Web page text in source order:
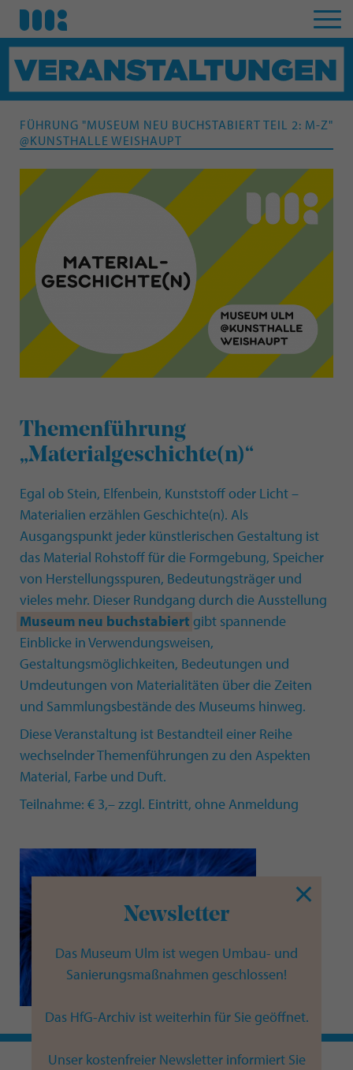
FÜHRUNG "MUSEUM NEU BUCHSTABIERT TEIL 2: M-Z"
@KUNSTHALLE WEISHAUPT
Themenführung
„Materialgeschichte(n)“
Egal ob Stein, Elfenbein, Kunststoff oder Licht –
Materialien erzählen Geschichte(n). Als
Ausgangspunkt jeder künstlerischen Gestaltung ist
das Material Rohstoff für die Formgebung, Speicher
von Herstellungsspuren, Bedeutungsträger und
vieles mehr. Dieser Rundgang durch die Ausstellung
Museum neu buchstabiert gibt spannende
Einblicke in Verwendungsweisen,
Gestaltungsmöglichkeiten, Bedeutungen und
Umdeutungen von Materialitäten über die Zeiten
und Sammlungsbestände des Museums hinweg.
Diese Veranstaltung ist Bestandteil einer Reihe
wechselnder Themenführungen zu den Aspekten
Material, Farbe und Duft.
Teilnahme: € 3,– zzgl. Eintritt, ohne Anmeldung
Newsletter
Das Museum Ulm ist wegen Umbau- und
Sanierungsmaßnahmen geschlossen!
Das HfG-Archiv ist weiterhin für Sie geöffnet.
Unser kostenfreier Newsletter informiert Sie